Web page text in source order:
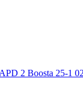
2 Boosta 25-1